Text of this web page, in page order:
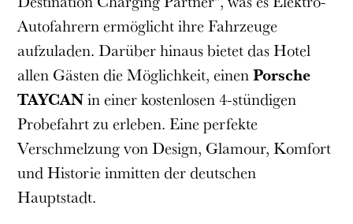
Autofahrern ermöglicht ihre Fahrzeuge
aufzuladen. Darüber hinaus bietet das Hotel
allen Gästen die Möglichkeit, einenPorsche
TAYCANin einer kostenlosen 4-stündigen
Probefahrt zu erleben. Eine perfekte
Verschmelzung von Design, Glamour, Komfort
und Historie inmitten der deutschen
Hauptstadt.